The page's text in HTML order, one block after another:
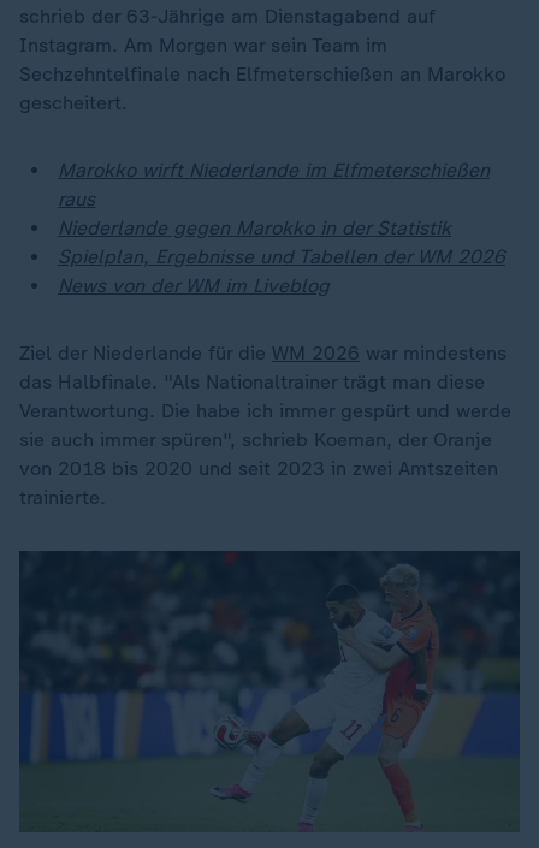
schrieb der 63-Jährige am Dienstagabend auf
Instagram. Am Morgen war sein Team im
Sechzehntelfinale nach Elfmeterschießen an Marokko
gescheitert.
Marokko wirft Niederlande im Elfmeterschießen
raus
Niederlande gegen Marokko in der Statistik
Spielplan, Ergebnisse und Tabellen der WM 2026
News von der WM im Liveblog
Ziel der Niederlande für die WM 2026 war mindestens
das Halbfinale. "Als Nationaltrainer trägt man diese
Verantwortung. Die habe ich immer gespürt und werde
sie auch immer spüren", schrieb Koeman, der Oranje
von 2018 bis 2020 und seit 2023 in zwei Amtszeiten
trainierte.